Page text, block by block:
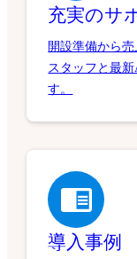
充実のサ
開設準備から
スタッフと最
す。
導入事例